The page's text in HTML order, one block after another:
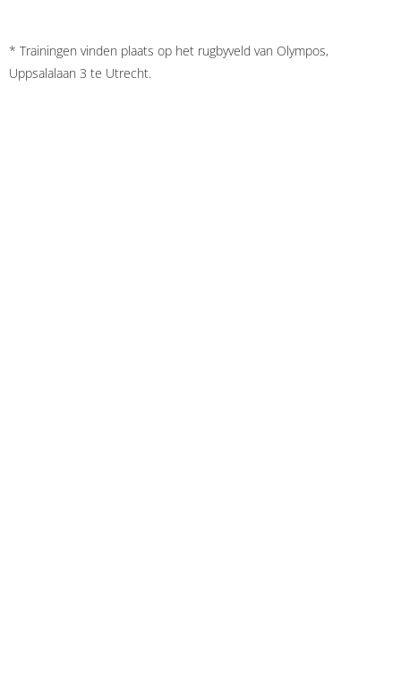
* Trainingen vinden plaats op het rugbyveld van Olympos,
Uppsalalaan 3 te Utrecht.